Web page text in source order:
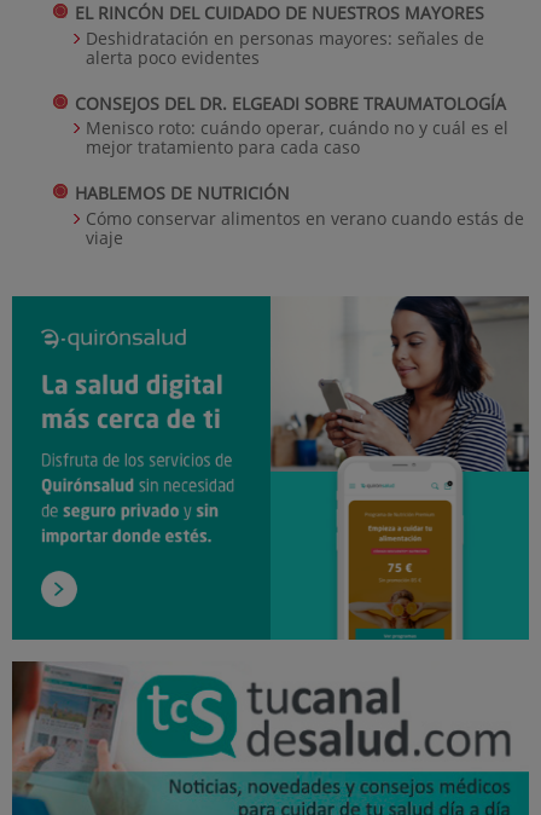
EL RINCÓN DEL CUIDADO DE NUESTROS MAYORES
Deshidratación en personas mayores: señales de
alerta poco evidentes
CONSEJOS DEL DR. ELGEADI SOBRE TRAUMATOLOGÍA
Menisco roto: cuándo operar, cuándo no y cuál es el
mejor tratamiento para cada caso
HABLEMOS DE NUTRICIÓN
Cómo conservar alimentos en verano cuando estás de
viaje